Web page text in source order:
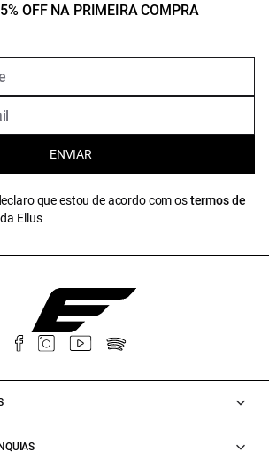
OFF NA PRIMEIRA COMPRA
ENVIAR
que estou de acordo com ostermos de
da Ellus